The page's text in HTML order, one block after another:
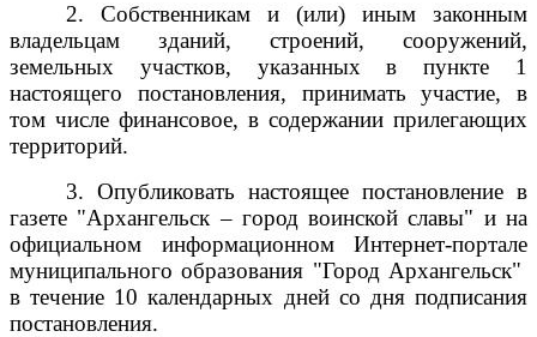
2. Собственникам и (или) иным законным
владельцам зданий, строений, сооружений,
земельных участков, указанных в пункте 1
настоящего постановления, принимать участие, в
том числе финансовое, в содержании прилегающих
территорий.
3. Опубликовать настоящее постановление в
газете "Архангельск – город воинской славы" и на
официальном информационном Интернет-портале
муниципального образования "Город Архангельск"
в течение 10 календарных дней со дня подписания
постановления.